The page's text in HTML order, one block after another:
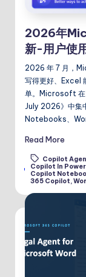
2026年
新-用户使
2026 年 7 月，
写得更好、Excel
单。Microsoft
July 2026》中集
Notebooks、
Read More
Tags:
Copilot
Copilot In
Copilot
365 Copilot ,